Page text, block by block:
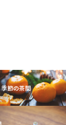
節の茶間